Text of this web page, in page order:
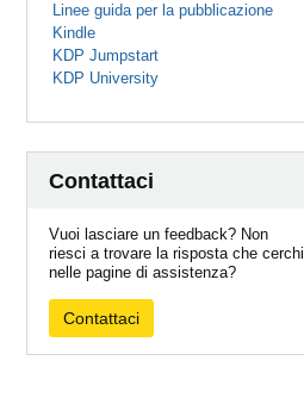
Linee guida per la pubblicazione
Kindle
KDP Jumpstart
KDP University
Contattaci
Vuoi lasciare un feedback? Non
riesci a trovare la risposta che cerchi
nelle pagine di assistenza?
Contattaci